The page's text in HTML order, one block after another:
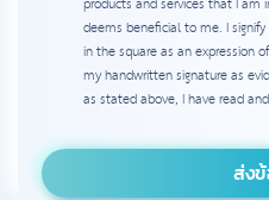
products and services that I
deems beneficial to me. I
in the square as an expression
my handwritten signature as
as stated above, I have read